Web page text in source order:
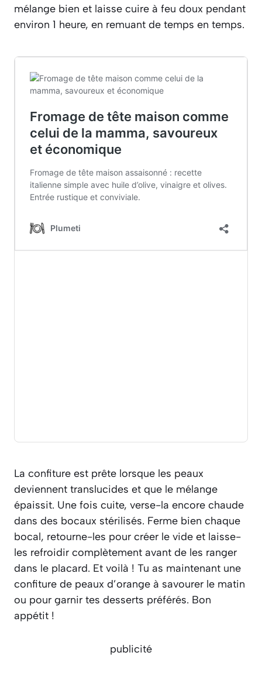
mélange bien et laisse cuire à feu doux pendant
environ 1 heure, en remuant de temps en temps.
La confiture est prête lorsque les peaux
deviennent translucides et que le mélange
épaissit. Une fois cuite, verse-la encore chaude
dans des bocaux stérilisés. Ferme bien chaque
bocal, retourne-les pour créer le vide et laisse-
les refroidir complètement avant de les ranger
dans le placard. Et voilà ! Tu as maintenant une
confiture de peaux d’orange à savourer le matin
ou pour garnir tes desserts préférés. Bon
appétit !
publicité